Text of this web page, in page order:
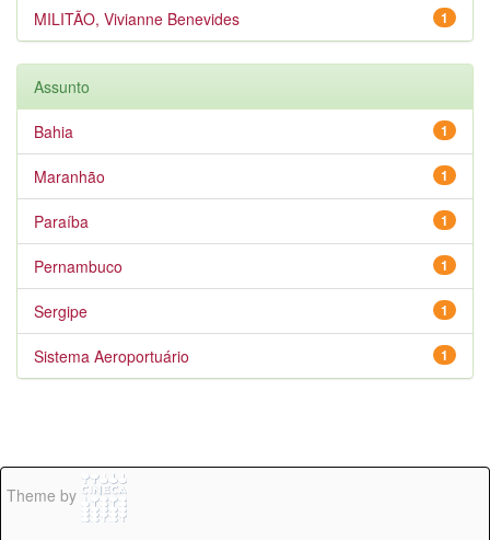
1
MILITÃO, Vivianne Benevides
Assunto
1
Bahia
1
Maranhão
1
Paraíba
1
Pernambuco
1
Sergipe
1
Sistema Aeroportuário
Theme by